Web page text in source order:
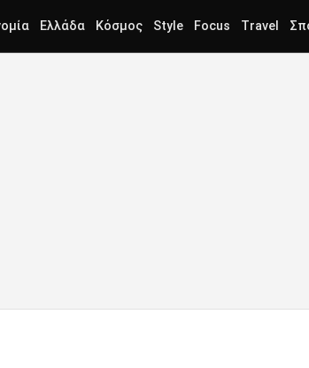
Ελλάδα Κόσμος Style Focus Travel